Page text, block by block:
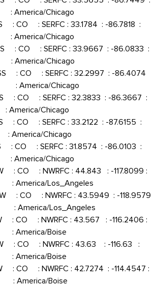
Chicago
CO : SERFC : 33.1784 : -86.7818 :
Chicago
: CO : SERFC : 33.9667 : -86.0833 :
Chicago
: CO : SERFC : 32.2997 : -86.4074
Chicago
: CO : SERFC : 32.3833 : -86.3667 :
Chicago
CO : SERFC : 33.2122 : -87.6155 :
Chicago
CO : SERFC : 31.8574 : -86.0103 :
Chicago
: CO : NWRFC : 44.843 : -117.8099 :
Los_Angeles
: CO : NWRFC : 43.5949 : -118.9579
Los_Angeles
CO : NWRFC : 43.567 : -116.2406 :
Boise
: CO : NWRFC : 43.63 : -116.63 :
Boise
CO : NWRFC : 42.7274 : -114.4547 :
Boise